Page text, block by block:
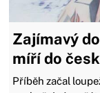
Zajímavý
míří do
Příběh začal